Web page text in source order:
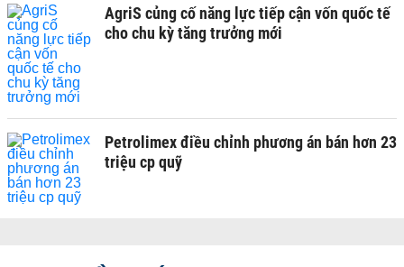
AgriS củng cố năng lực tiếp cận vốn quốc tế
cho chu kỳ tăng trưởng mới
Petrolimex điều chỉnh phương án bán hơn 23
triệu cp quỹ